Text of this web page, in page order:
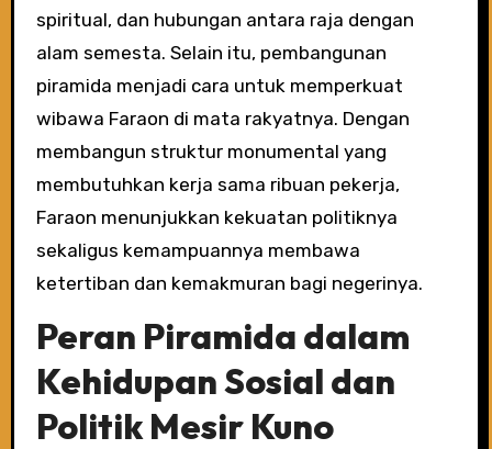
spiritual, dan hubungan antara raja dengan
alam semesta. Selain itu, pembangunan
piramida menjadi cara untuk memperkuat
wibawa Faraon di mata rakyatnya. Dengan
membangun struktur monumental yang
membutuhkan kerja sama ribuan pekerja,
Faraon menunjukkan kekuatan politiknya
sekaligus kemampuannya membawa
ketertiban dan kemakmuran bagi negerinya.
Peran Piramida dalam
Kehidupan Sosial dan
Politik Mesir Kuno